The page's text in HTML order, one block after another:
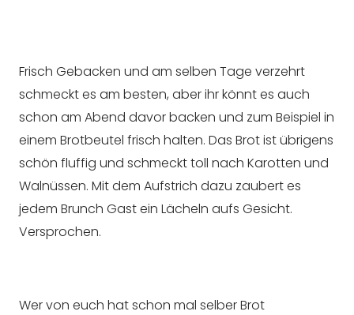
Frisch Gebacken und am selben Tage verzehrt
schmeckt es am besten, aber ihr könnt es auch
schon am Abend davor backen und zum Beispiel in
einem Brotbeutel frisch halten. Das Brot ist übrigens
schön fluffig und schmeckt toll nach Karotten und
Walnüssen. Mit dem Aufstrich dazu zaubert es
jedem Brunch Gast ein Lächeln aufs Gesicht.
Versprochen.
Wer von euch hat schon mal selber Brot